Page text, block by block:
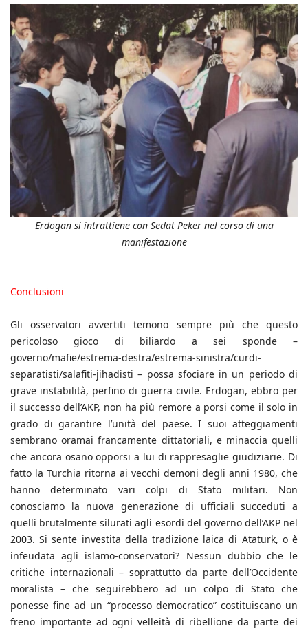
Erdogan si intrattiene con Sedat Peker nel corso di una
manifestazione
Conclusioni
Gli osservatori avvertiti temono sempre più che questo
pericoloso gioco di biliardo a sei sponde –
governo/mafie/estrema-destra/estrema-sinistra/curdi-
separatisti/salafiti-jihadisti – possa sfociare in un periodo di
grave instabilità, perfino di guerra civile. Erdogan, ebbro per
il successo dell’AKP, non ha più remore a porsi come il solo in
grado di garantire l’unità del paese. I suoi atteggiamenti
sembrano oramai francamente dittatoriali, e minaccia quelli
che ancora osano opporsi a lui di rappresaglie giudiziarie. Di
fatto la Turchia ritorna ai vecchi demoni degli anni 1980, che
hanno determinato vari colpi di Stato militari. Non
conosciamo la nuova generazione di ufficiali succeduti a
quelli brutalmente silurati agli esordi del governo dell’AKP nel
2003. Si sente investita della tradizione laica di Ataturk, o è
infeudata agli islamo-conservatori? Nessun dubbio che le
critiche internazionali – soprattutto da parte dell’Occidente
moralista – che seguirebbero ad un colpo di Stato che
ponesse fine ad un “processo democratico” costituiscano un
freno importante ad ogni velleità di ribellione da parte dei